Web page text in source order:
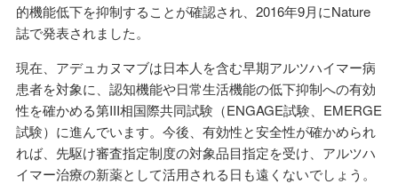
的機能低下を抑制することが確認され、2016年9月にNature
誌で発表されました。
現在、アデュカヌマブは日本人を含む早期アルツハイマー病
患者を対象に、認知機能や日常生活機能の低下抑制への有効
性を確かめる第III相国際共同試験（ENGAGE試験、EMERGE
試験）に進んでいます。今後、有効性と安全性が確かめられ
れば、先駆け審査指定制度の対象品目指定を受け、アルツハ
イマー治療の新薬として活用される日も遠くないでしょう。